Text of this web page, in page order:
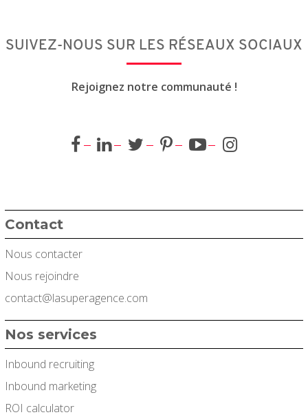
SUIVEZ-NOUS SUR LES RÉSEAUX SOCIAUX
Rejoignez notre communauté !
Contact
Nous contacter
Nous rejoindre
contact@lasuperagence.com
Nos services
Inbound recruiting
Inbound marketing
ROI calculator